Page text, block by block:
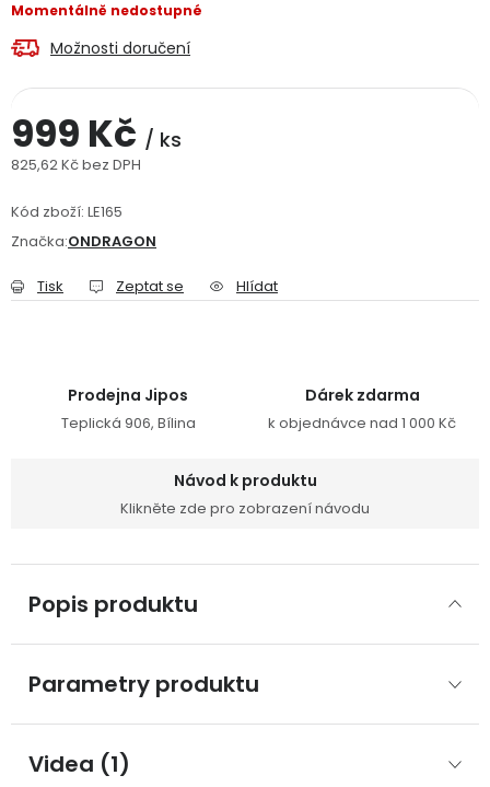
Servis nářadí
Doprava a platba Váš zákaznický účet Kontakt
Reklamační formulář
Obchodní podmínky Reklamační řád
Momentálně nedostupné
Možnosti doručení
999 Kč / ks
825,62 Kč bez DPH
Kód zboží: LE165
Značka:ONDRAGON
Tisk Zeptat se Hlídat
Prodejna Jipos
Teplická 906, Bílina
Dárek zdarma
k objednávce nad 1 000 Kč
Návod k produktu
Klikněte zde pro zobrazení návodu
Popis produktu
Parametry produktu
Videa (1)